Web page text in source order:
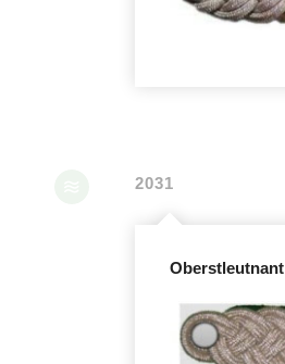
2031
Oberstleutnant